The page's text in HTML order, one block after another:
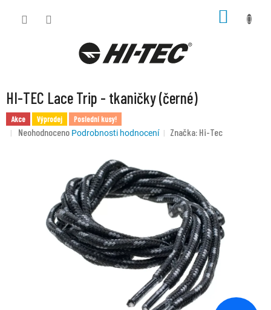
HI-TEC Lace Trip - tkaničky (černé)
Akce Výprodej Poslední kusy!
Průměrné
hvězdiček.
Neohodnoceno Podrobnosti hodnocení Značka: Hi-Tec